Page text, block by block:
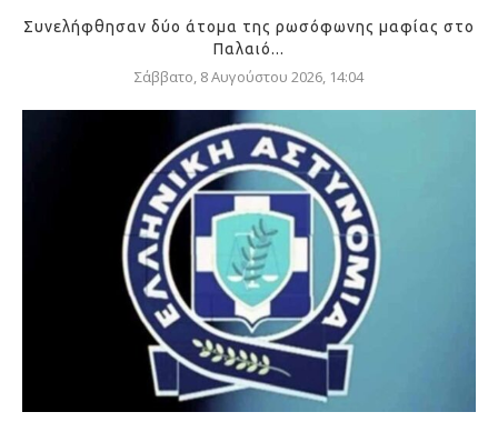
Συνελήφθησαν δύο άτομα της ρωσόφωνης μαφίας στο
Παλαιό...
Σάββατο, 8 Αυγούστου 2026, 14:04